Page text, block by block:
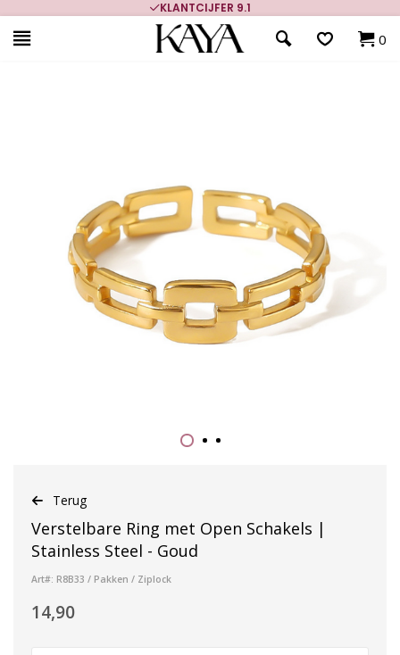
KLANTCIJFER 9.1
0
Terug
Verstelbare Ring met Open Schakels |
Stainless Steel - Goud
Art#: R8B33 / Pakken / Ziplock
14,90